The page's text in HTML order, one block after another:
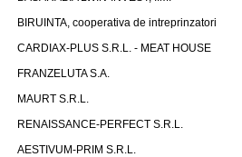
BIRUINTA, cooperativa de intreprinzatori
CARDIAX-PLUS S.R.L. - MEAT HOUSE
FRANZELUTA S.A.
MAURT S.R.L.
RENAISSANCE-PERFECT S.R.L.
AESTIVUM-PRIM S.R.L.